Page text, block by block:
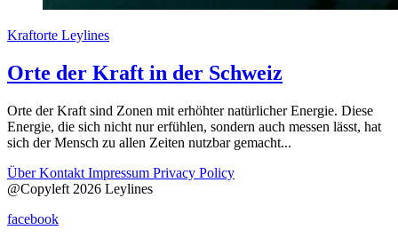
Kraftorte Leylines
Orte der Kraft in der Schweiz
Orte der Kraft sind Zonen mit erhöhter natürlicher Energie. Diese
Energie, die sich nicht nur erfühlen, sondern auch messen lässt, hat
sich der Mensch zu allen Zeiten nutzbar gemacht...
ÜberKontakt Impressum Privacy Policy
@Copyleft 2026 Leylines
facebook